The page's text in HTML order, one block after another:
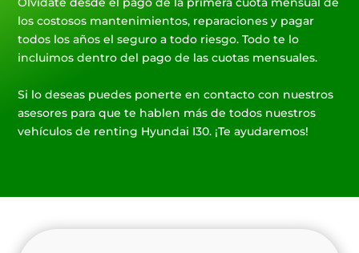
los costosos mantenimientos, reparaciones y pagar
todos los años el seguro a todo riesgo. Todo te lo
incluimos dentro del pago de las cuotas mensuales.
Si lo deseas puedes ponerte en contacto con nuestros
asesores para que te hablen más de todos nuestros
vehículos de renting Hyundai I30. ¡Te ayudaremos!